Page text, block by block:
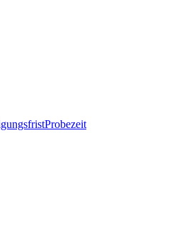
Probezeit